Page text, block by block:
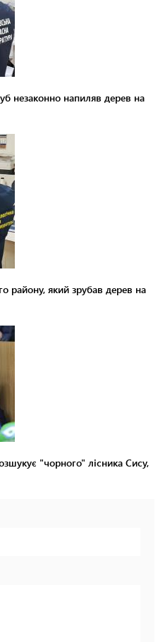
незаконно напиляв дерев на
району, який зрубав дерев на
"чорного" лісника Сису,